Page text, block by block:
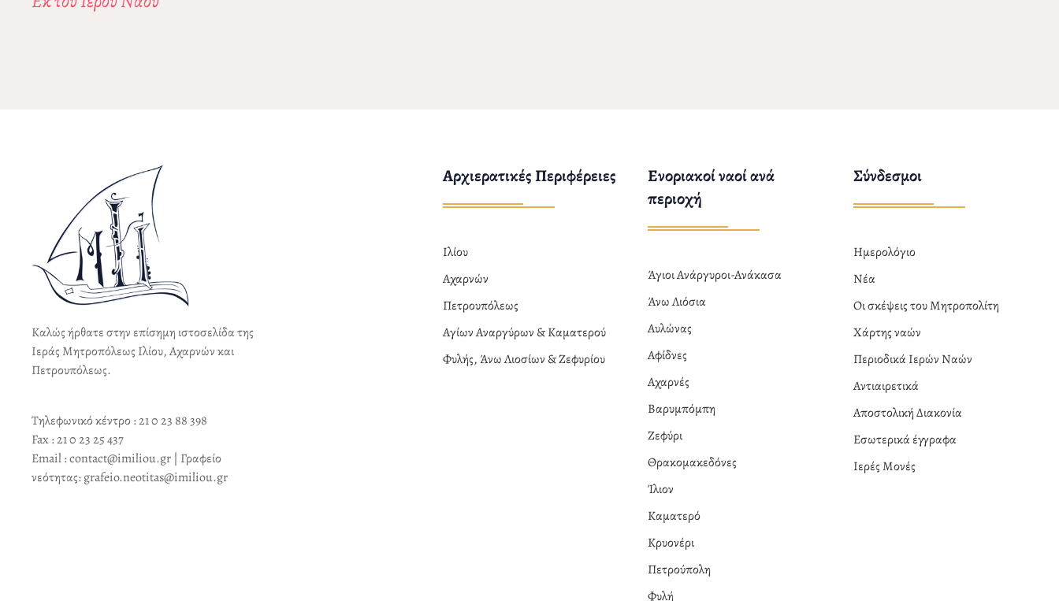
Καλώς ήρθατε στην επίσημη ιστοσελίδα της
Ιεράς Μητροπόλεως Ιλίου, Αχαρνών και
Πετρουπόλεως.
Τηλεφωνικό κέντρο : 21 0 23 88 398
Fax : 21 0 23 25 437
Email : contact@imiliou.gr | Γραφείο
νεότητας: grafeio.neotitas@imiliou.gr
Αρχιερατικές Περιφέρειες
Ιλίου
Αχαρνών
Πετρουπόλεως
Αγίων Αναργύρων & Καματερού
Φυλής, Άνω Λιοσίων & Ζεφυρίου
Ενοριακοί ναοί ανά
περιοχή
Άγιοι Ανάργυροι-Ανάκασα
Άνω Λιόσια
Αυλώνας
Αφίδνες
Αχαρνές
Βαρυμπόμπη
Ζεφύρι
Θρακομακεδόνες
Ίλιον
Καματερό
Κρυονέρι
Πετρούπολη
Φυλή
Σύνδεσμοι
Ημερολόγιο
Νέα
Οι σκέψεις του Μητροπολίτη
Χάρτης ναών
Περιοδικά Ιερών Ναών
Αντιαιρετικά
Αποστολική Διακονία
Εσωτερικά έγγραφα
Ιερές Μονές